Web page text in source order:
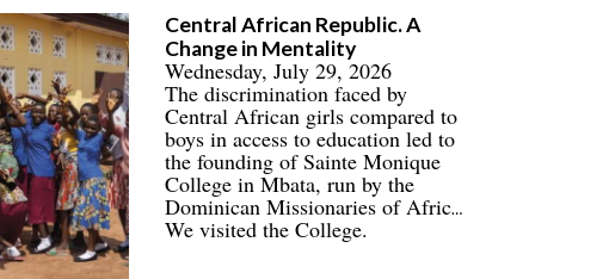
communities.
Central African Republic. A
Change in Mentality
Wednesday, July 29, 2026
The discrimination faced by
Central African girls compared to
boys in access to education led to
the founding of Sainte Monique
College in Mbata, run by the
Dominican Missionaries of Africa.
We visited the College.